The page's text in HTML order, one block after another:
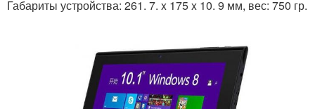
Габариты устройства: 261. 7. x 175 x 10. 9 мм, вес: 750 гр.